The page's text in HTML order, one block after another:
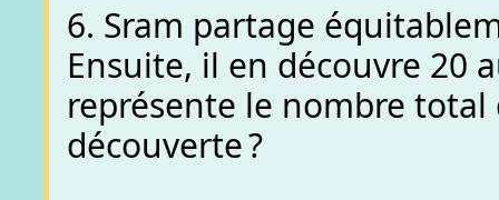
6. Sram partage
Ensuite, il en découvre 20
représente le nombre total
découverte ?